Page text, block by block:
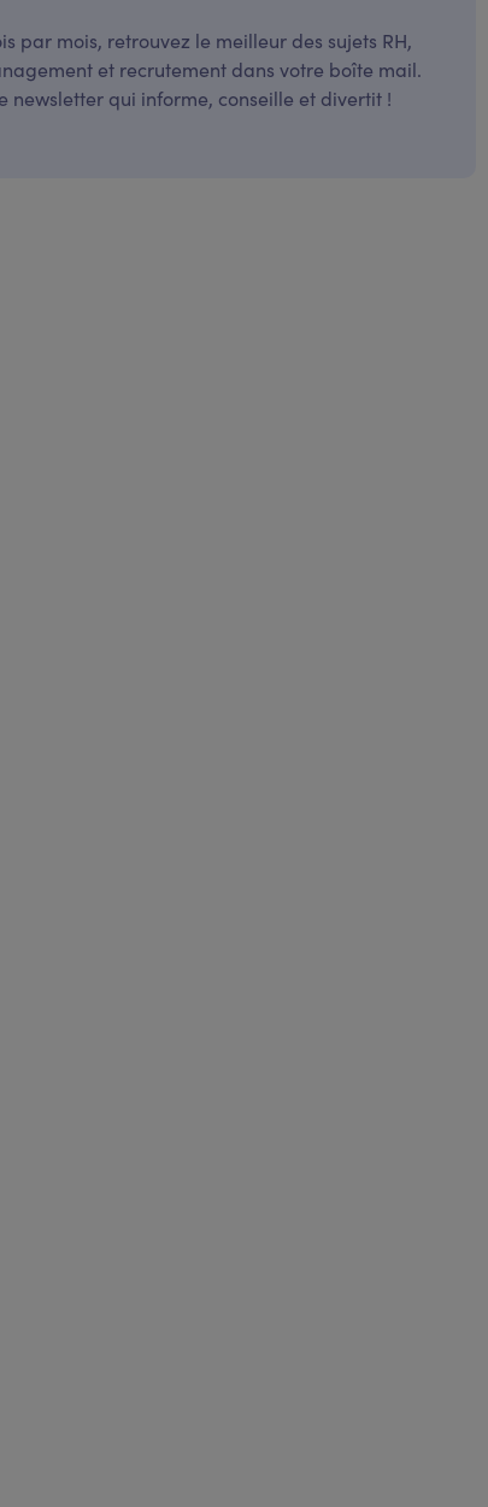
par mois, retrouvez le meilleur des sujets RH,
et recrutement dans votre boîte mail.
newsletter qui informe, conseille et divertit !